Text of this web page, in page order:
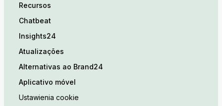
Recursos
Chatbeat
Insights24
Atualizações
Alternativas ao Brand24
Aplicativo móvel
Ustawienia cookie